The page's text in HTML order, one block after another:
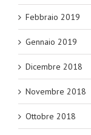
Febbraio 2019
Gennaio 2019
Dicembre 2018
Novembre 2018
Ottobre 2018